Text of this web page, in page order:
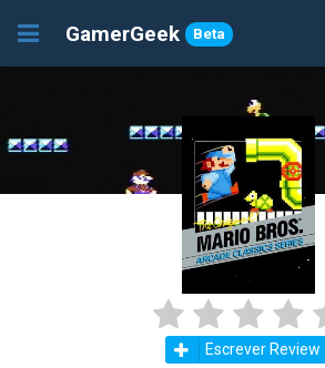
GamerGeek Beta
Escrever Review